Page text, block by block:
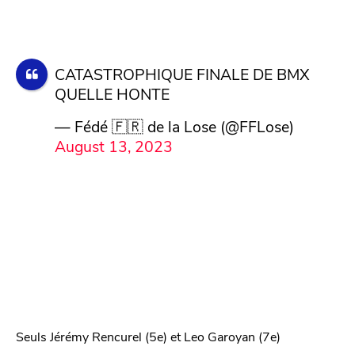
CATASTROPHIQUE FINALE DE BMX
QUELLE HONTE
— Fédé 🇫🇷 de la Lose (@FFLose)
August 13, 2023
Seuls Jérémy Rencurel (5e) et Leo Garoyan (7e)